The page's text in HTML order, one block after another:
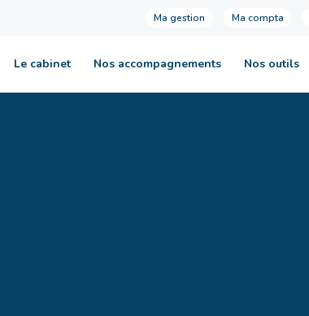
Ma gestion Ma compta
Le cabinet Nos accompagnements Nos outils